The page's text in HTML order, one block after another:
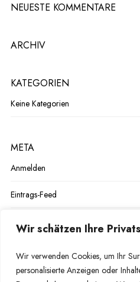
Wir schätzen Ihre
Wir verwenden Cookies, um Ihr
personalisierte Anzeigen oder
NEUESTE KOMMENTARE
ARCHIV
KATEGORIEN
Keine Kategorien
META
Anmelden
Eintrags-Feed
Kommentar-Feed